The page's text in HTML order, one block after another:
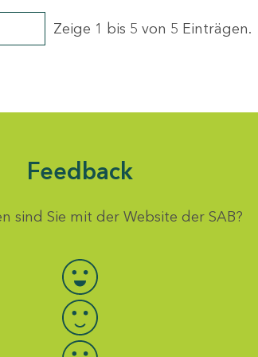
Zeige 1 bis 5 von 5 Einträgen.
Feedback
sind Sie mit der Website der SAB?
Bewertung auswählen